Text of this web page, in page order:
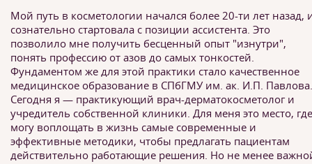
Мой путь в косметологии начался более 20-ти лет назад,
сознательно стартовала с позиции ассистента. Это
позволило мне получить бесценный опыт "изнутри",
понять профессию от азов до самых тонкостей.
Фундаментом же для этой практики стало качественное
медицинское образование в СПбГМУ им. ак. И.П. Павлова.
Сегодня я — практикующий врач-дерматокосметолог и
учредитель собственной клиники. Для меня это место,
могу воплощать в жизнь самые современные и
эффективные методики, чтобы предлагать пациентам
действительно работающие решения. Но не менее